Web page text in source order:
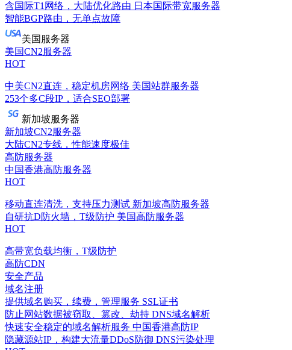
含国际T1网络，大陆优化路由 日本国际带宽服务器
智能BGP路由，无单点故障
美国服务器
美国CN2服务器
HOT
中美CN2直连，稳定机房网络 美国站群服务器
253个多C段IP，适合SEO部署
新加坡服务器
新加坡CN2服务器
大陆CN2专线，性能速度极佳
高防服务器
中国香港高防服务器
HOT
移动直连清洗，支持压力测试 新加坡高防服务器
自研抗D防火墙，T级防护 美国高防服务器
HOT
高带宽负载均衡，T级防护
高防CDN
安全产品
域名注册
提供域名购买，续费，管理服务 SSL证书
防止网站数据被窃取、篡改、劫持 DNS域名解析
快速安全稳定的域名解析服务 中国香港高防IP
隐藏源站IP，构建大流量DDoS防御 DNS污染处理